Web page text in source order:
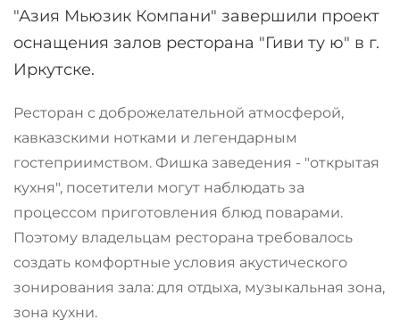
"Азия Мьюзик Компани" завершили проект
оснащения залов ресторана "Гиви ту ю" в г.
Иркутске.
Ресторан с доброжелательной атмосферой,
кавказскими нотками и легендарным
гостеприимством. Фишка заведения - "открытая
кухня", посетители могут наблюдать за
процессом приготовления блюд поварами.
Поэтому владельцам ресторана требовалось
создать комфортные условия акустического
зонирования зала: для отдыха, музыкальная зона,
зона кухни.